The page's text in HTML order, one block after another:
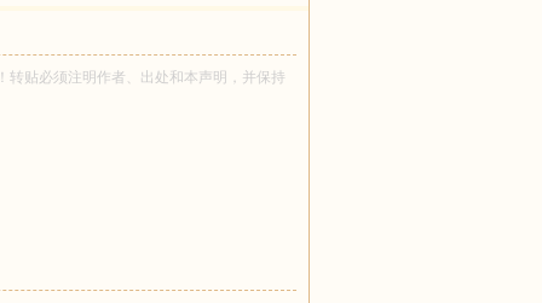
转贴必须注明作者、出处和本声明，并保持